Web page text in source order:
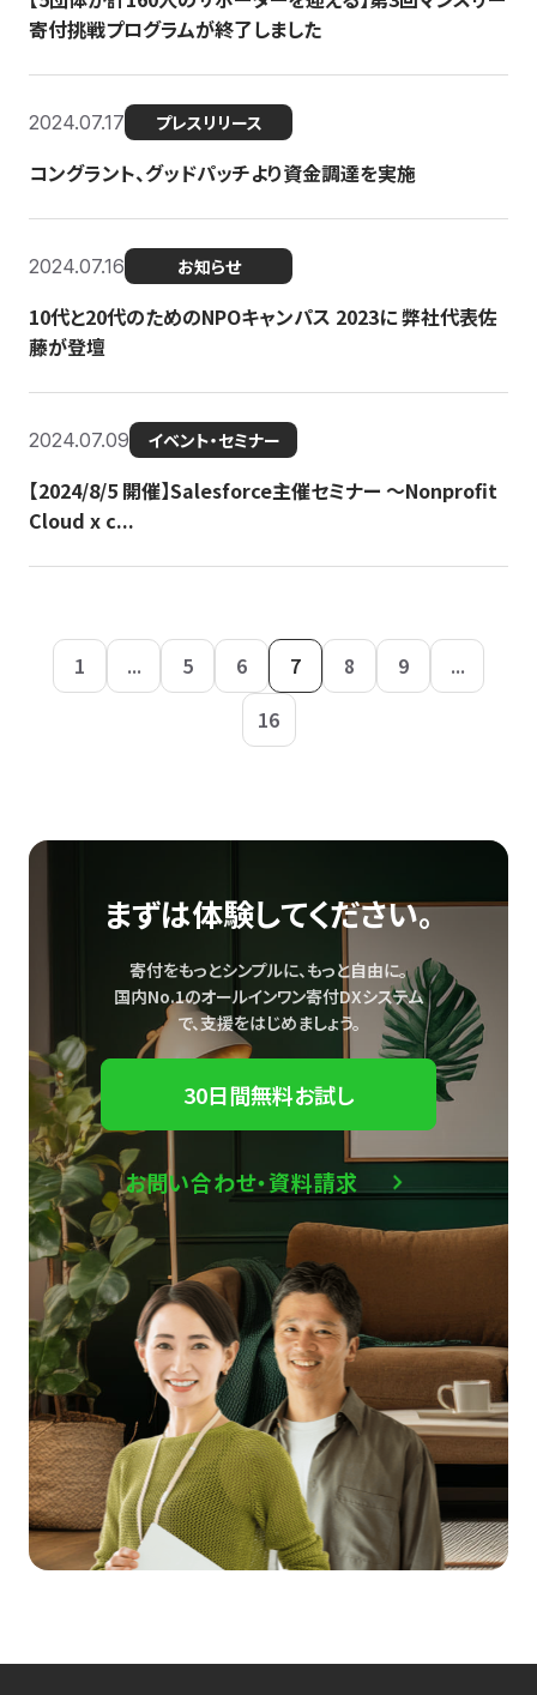
寄付挑戦プログラムが終了しました
2024.07.17 プレスリリース
コングラント、グッドパッチより資金調達を実施
2024.07.16 お知らせ
10代と20代のためのNPOキャンパス 2023に 弊社代表佐
藤が登壇
2024.07.09 イベント・セミナー
【2024/8/5 開催】Salesforce主催セミナー 〜Nonprofit
Cloud x c...
1 ... 5 6 7 8 9
...
16
まずは体験してください。
寄付をもっとシンプルに、もっと自由に。
国内No.1のオールインワン寄付DXシステム
で、支援をはじめましょう。
30日間無料お試し
お問い合わせ・資料請求